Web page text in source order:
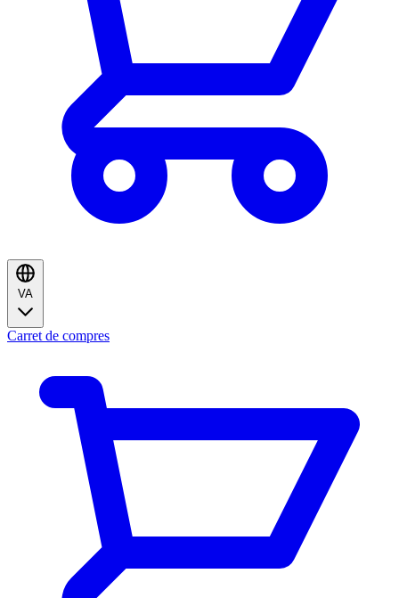
VA
Carret de compres